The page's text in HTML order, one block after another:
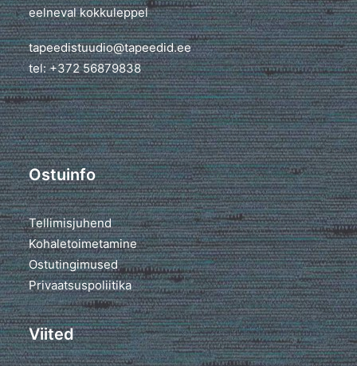
eelneval kokkuleppel
tapeedistuudio@tapeedid.ee
tel: +372 56879838
Ostuinfo
Tellimisjuhend
Kohaletoimetamine
Ostutingimused
Privaatsuspoliitika
Viited